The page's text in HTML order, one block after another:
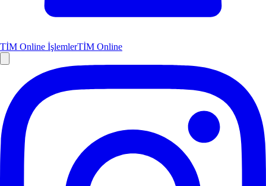
TİM Online İşlemlerTİM Online